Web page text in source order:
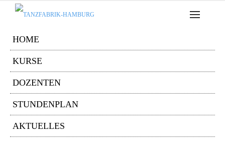
HOME
KURSE
DOZENTEN
STUNDENPLAN
AKTUELLES